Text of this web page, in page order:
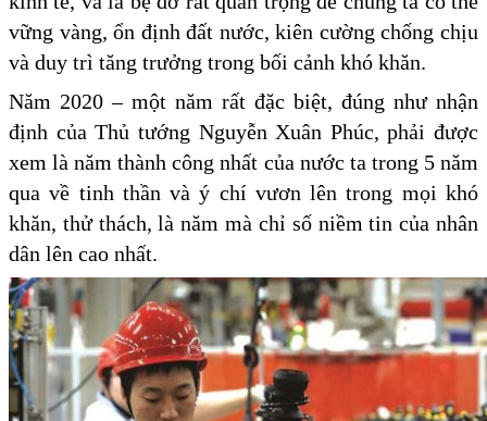
vững vàng, ổn định đất nước, kiên cường chống chịu
và duy trì tăng trưởng trong bối cảnh khó khăn.
Năm 2020 – một năm rất đặc biệt, đúng như nhận
định của Thủ tướng Nguyễn Xuân Phúc, phải được
xem là năm thành công nhất của nước ta trong 5 năm
qua về tinh thần và ý chí vươn lên trong mọi khó
khăn, thử thách, là năm mà chỉ số niềm tin của nhân
dân lên cao nhất.